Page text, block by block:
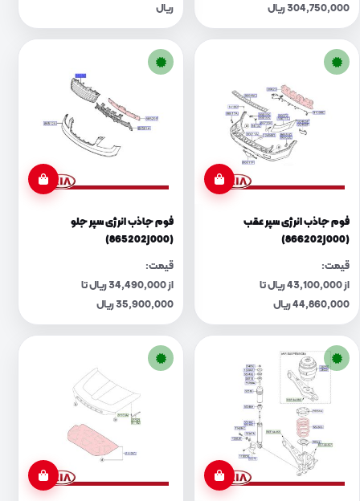
304,750,000 ریال
ریال
فوم جاذب انرژی سپر عقب
(866202J000)
قیمت:
از 43,100,000 ریال تا
44,860,000 ریال
فوم جاذب انرژی سپر جلو
(865202J000)
قیمت:
از 34,490,000 ریال تا
35,900,000 ریال